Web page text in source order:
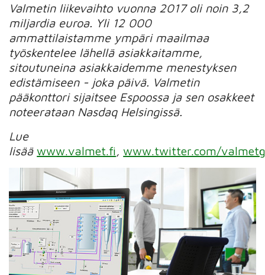
Valmetin liikevaihto vuonna 2017 oli noin 3,2
miljardia euroa. Yli 12 000
ammattilaistamme ympäri maailmaa
työskentelee lähellä asiakkaitamme,
sitoutuneina asiakkaidemme menestyksen
edistämiseen - joka päivä. Valmetin
pääkonttori sijaitsee Espoossa ja sen osakkeet
noteerataan Nasdaq Helsingissä.
Lue
lisääwww.valmet.fi ,www.twitter.com/